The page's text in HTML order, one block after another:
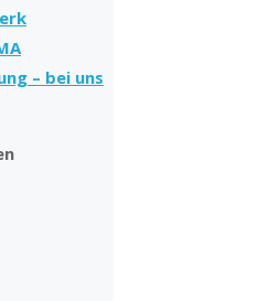
– bei uns